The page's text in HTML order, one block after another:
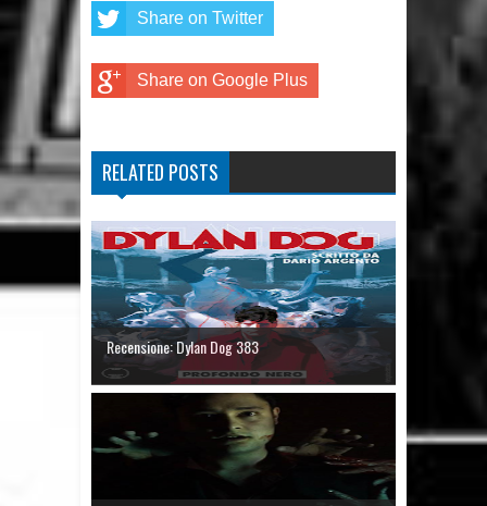
Share on Twitter
Share on Google Plus
RELATED POSTS
Recensione: Dylan Dog 383